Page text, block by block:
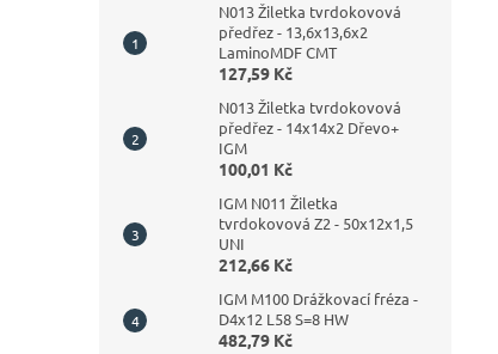
N013 Žiletka tvrdokovová
předřez - 13,6x13,6x2
LaminoMDF CMT
127,59 Kč
N013 Žiletka tvrdokovová
předřez - 14x14x2 Dřevo+
IGM
100,01 Kč
IGM N011 Žiletka
tvrdokovová Z2 - 50x12x1,5
UNI
212,66 Kč
IGM M100 Drážkovací fréza -
D4x12 L58 S=8 HW
482,79 Kč